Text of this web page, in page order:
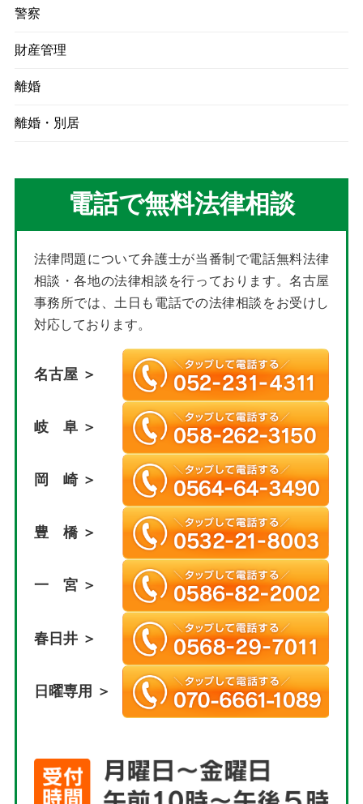
警察
財産管理
離婚
離婚・別居
電話で無料法律相談
法律問題について弁護士が当番制で電話無料法律
相談・各地の法律相談を行っております。名古屋
事務所では、土日も電話での法律相談をお受けし
対応しております。
名古屋 ＞
岐 阜 ＞
岡 崎 ＞
豊 橋 ＞
一 宮 ＞
春日井 ＞
日曜専用 ＞